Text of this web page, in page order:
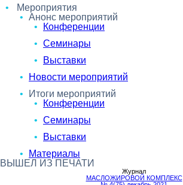
Мероприятия
Анонс мероприятий
Конференции
Семинары
Выставки
Новости мероприятий
Итоги мероприятий
Конференции
Семинары
Выставки
Материалы
ВЫШЕЛ ИЗ ПЕЧАТИ
Журнал
МАСЛОЖИРОВОЙ КОМПЛЕКС